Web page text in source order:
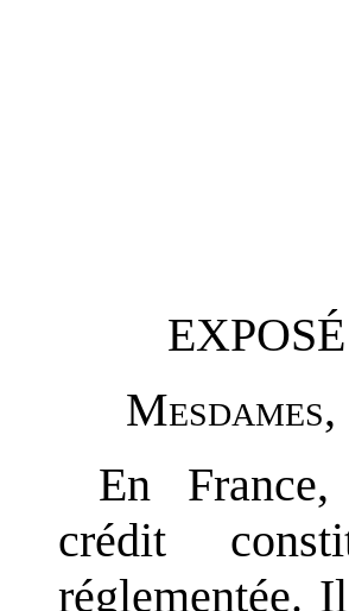
Mesdames
En
crédit
réglementée.